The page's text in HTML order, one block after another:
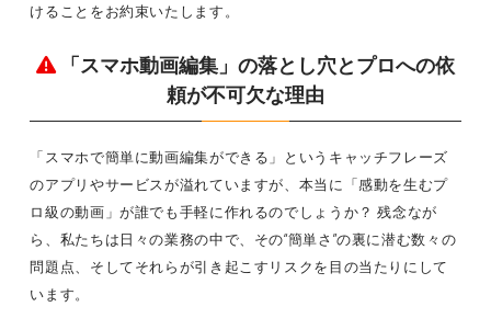
けることをお約束いたします。
「スマホ動画編集」の落とし穴とプロへの依
頼が不可欠な理由
「スマホで簡単に動画編集ができる」というキャッチフレーズ
のアプリやサービスが溢れていますが、本当に「感動を生むプ
ロ級の動画」が誰でも手軽に作れるのでしょうか？ 残念なが
ら、私たちは日々の業務の中で、その“簡単さ”の裏に潜む数々の
問題点、そしてそれらが引き起こすリスクを目の当たりにして
います。